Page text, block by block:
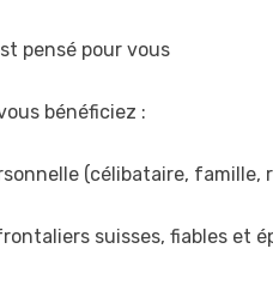
pensé pour vous
bénéficiez :
(célibataire, famille,
suisses, fiables et